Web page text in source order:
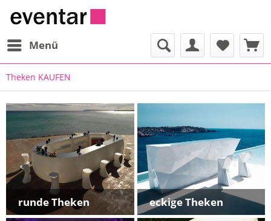
Menü
Theken KAUFEN
runde Theken eckige Theken